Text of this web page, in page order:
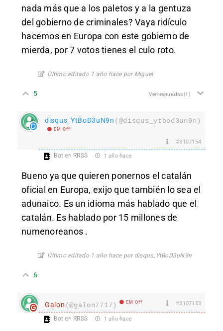
nada más que a los paletos y a la gentuza
del gobierno de criminales? Vaya ridículo
hacemos en Europa con este gobierno de
mierda, por 7 votos tienes el culo roto.
Último editado 1 año hace por Miguel
5 Ver respuestas(1)
disqus_YtBoD3uN9n (@disqus_ytbod3un9n)
EM Off
#3107154
Bot en RRSS 1 año hace
Bueno ya que quieren ponernos el catalán
oficial en Europa, exijo que también lo sea el
adunaico. Es un idioma más hablado que el
catalán. Es hablado por 15 millones de
numenoreanos .
Último editado 1 año hace por disqus_YtBoD3uN9n
6
Galon (@galon7717) EM Off #3107153
Bot en RRSS 1 año hace